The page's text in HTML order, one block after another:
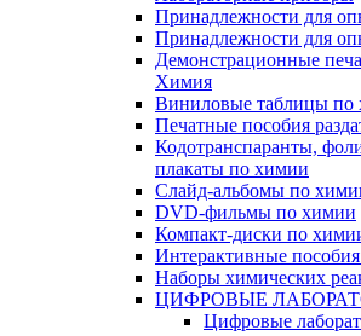
Принадлежности для
Принадлежности для
Демонстрационные
Химия
Виниловые таблицы по
Печатные пособия
Кодотранспаранты,
плакаты по химии
Слайд-альбомы по
DVD-фильмы по химии
Компакт-диски по
Интерактивные
Наборы химических
ЦИФРОВЫЕ
Цифровые